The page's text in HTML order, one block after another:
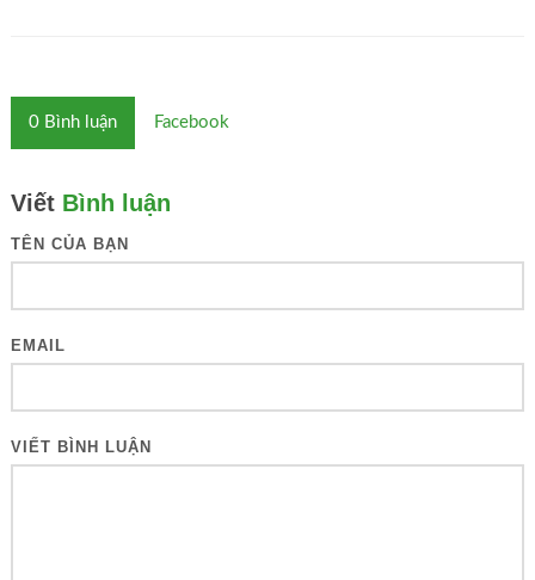
0Bình luận Facebook
Viết Bình luận
TÊN CỦA BẠN
EMAIL
VIẾT BÌNH LUẬN